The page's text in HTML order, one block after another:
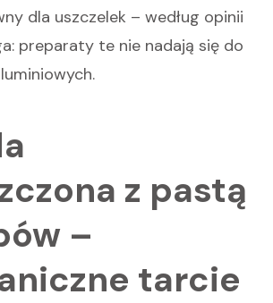
dla uszczelek – według opinii
preparaty te nie nadają się do
z pastą
–
tarcie